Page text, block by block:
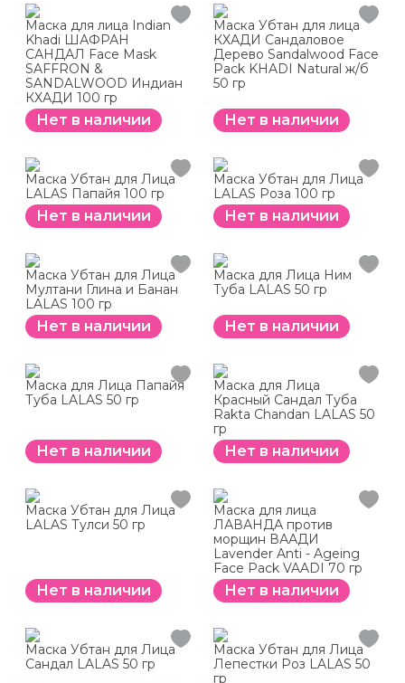
Маска для лица Indian
Khadi ШАФРАН
САНДАЛ Face Mask
SAFFRON &
SANDALWOOD Индиан
КХАДИ 100 гр
Нет в наличии
Маска Убтан для лица
КХАДИ Сандаловое
Дерево Sandalwood Face
Pack KHADI Natural ж/б
50 гр
Нет в наличии
Маска Убтан для Лица
LALAS Папайя 100 гр
Нет в наличии
Маска Убтан для Лица
LALAS Роза 100 гр
Нет в наличии
Маска Убтан для Лица
Мултани Глина и Банан
LALAS 100 гр
Нет в наличии
Маска для Лица Ним
Туба LALAS 50 гр
Нет в наличии
Маска для Лица Папайя
Туба LALAS 50 гр
Нет в наличии
Маска для Лица
Красный Сандал Туба
Rakta Chandan LALAS 50
гр
Нет в наличии
Маска Убтан для Лица
LALAS Тулси 50 гр
Нет в наличии
Маска для лица
ЛАВАНДА против
морщин ВААДИ
Lavender Anti - Ageing
Face Pack VAADI 70 гр
Нет в наличии
Маска Убтан для Лица
Сандал LALAS 50 гр
Маска Убтан для Лица
Лепестки Роз LALAS 50
гр